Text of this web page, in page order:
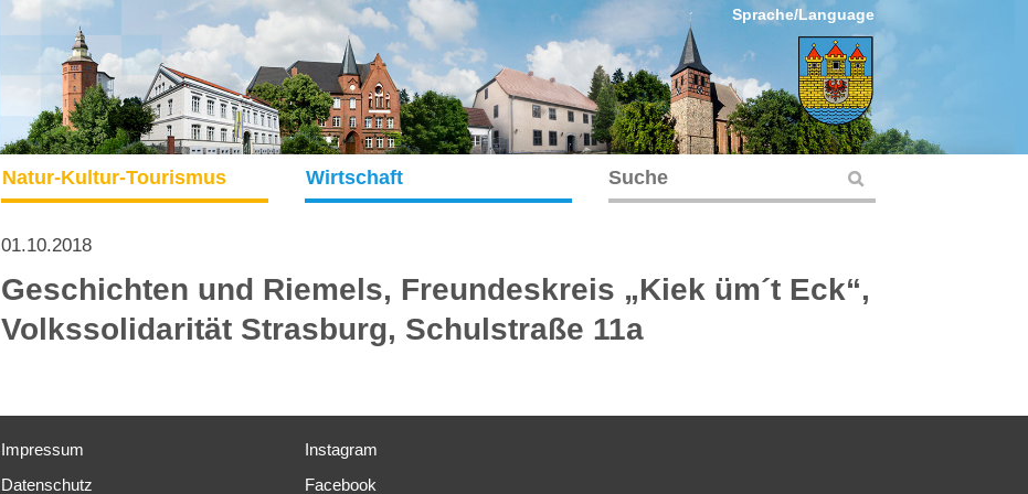
Sprache/Language
Natur-Kultur-Tourismus Wirtschaft
01.10.2018
Geschichten und Riemels, Freundeskreis „Kiek üm´t Eck“,
Volkssolidarität Strasburg, Schulstraße 11a
Impressum
Datenschutz
Instagram
Facebook